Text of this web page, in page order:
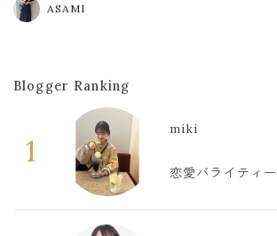
ASAMI
Blogger Ranking
1
miki
恋愛バライティー